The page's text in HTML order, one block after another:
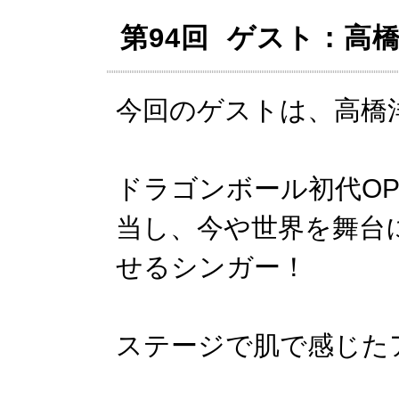
第94回 ゲスト：高
今回のゲストは、高橋
ドラゴンボール初代
当し、今や世界を舞台
せるシンガー！
ステージで肌で感じ